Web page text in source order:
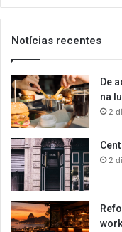
email
Notícias recentes
De
na
2
2